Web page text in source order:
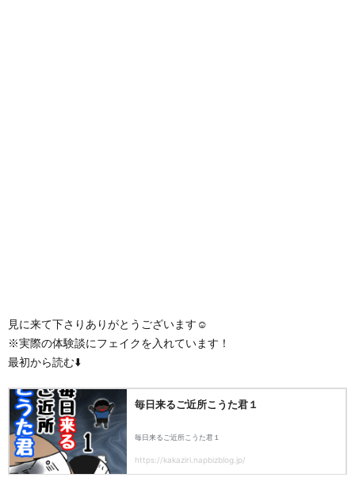
見に来て下さりありがとうございます☺️
※実際の体験談にフェイクを入れています！
最初から読む⬇️